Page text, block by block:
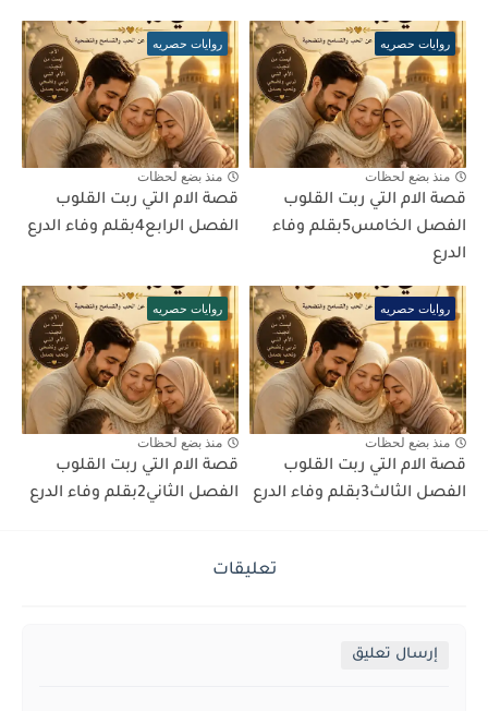
روايات حصريه
منذ بضع لحظات
قصة الام التي ربت القلوب
الفصل الخامس5بقلم وفاء
الدرع
روايات حصريه
منذ بضع لحظات
قصة الام التي ربت القلوب
الفصل الرابع4بقلم وفاء الدرع
روايات حصريه
منذ بضع لحظات
قصة الام التي ربت القلوب
الفصل الثالث3بقلم وفاء الدرع
روايات حصريه
منذ بضع لحظات
قصة الام التي ربت القلوب
الفصل الثاني2بقلم وفاء الدرع
تعليقات
إرسال تعليق